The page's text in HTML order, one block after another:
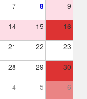
7 8 9
14 15 16
21 22 23
28 29 30
4 5 6